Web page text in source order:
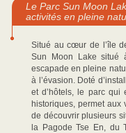
Le Parc Sun Moon
activités en pleine
Situé au cœur de l’île
Sun Moon Lake situé
escapade en pleine
à l’évasion. Doté
et d’hôtels, le parc qui
historiques, permet aux
de découvrir plusieurs
la Pagode Tse En, du